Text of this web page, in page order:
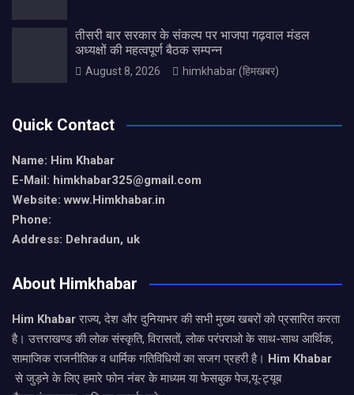
तीसरी बार सरकार के संकल्प पर भाजपा गढ़वाल मंडल
अध्यक्षों की महत्वपूर्ण बैठक सम्पन्न
August 8, 2026 himkhabar (हिमखबर)
Quick Contact
Name: Him Khabar
E-Mail: himkhabar325@gmail.com
Website: www.Himkhabar.in
Phone:
Address: Dehradun, uk
About Himkhabar
Him Khabarराज्य, देश और दुनियाभर की सभी मुख्य खबरों को प्रसारित करता
है। उत्तराखण्ड की लोक संस्कृति, विरासतों, लोक परंपराओ के साथ-साथ आर्थिक,
सामाजिक राजनीतिक व धार्मिक गतिविधियों का सजग प्रहरी है। Him Khabar
से जुड़ने के लिए हमारे फोन नंबर के माध्यम या फेसबुक पेज,यू-ट्यूब